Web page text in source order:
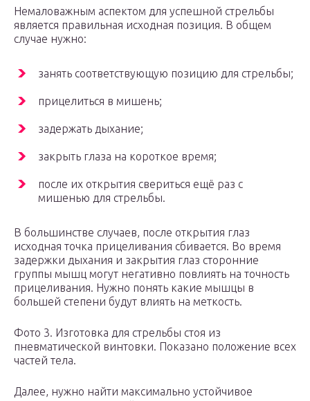
Немаловажным аспектом для успешной стрельбы
является правильная исходная позиция. В общем
случае нужно:
занять соответствующую позицию для стрельбы;
прицелиться в мишень;
задержать дыхание;
закрыть глаза на короткое время;
после их открытия свериться ещё раз с
мишенью для стрельбы.
В большинстве случаев, после открытия глаз
исходная точка прицеливания сбивается. Во время
задержки дыхания и закрытия глаз сторонние
группы мышц могут негативно повлиять на точность
прицеливания. Нужно понять какие мышцы в
большей степени будут влиять на меткость.
Фото 3. Изготовка для стрельбы стоя из
пневматической винтовки. Показано положение всех
частей тела.
Далее, нужно найти максимально устойчивое